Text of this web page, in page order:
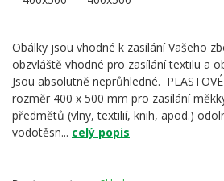
Obálky jsou vhodné k zasílání Vašeho
obzvláště vhodné pro zasílání textilu a
Jsou absolutně neprůhledné.
rozměr 400 x 500 mm pro zasílání
předmětů (vlny, textilií, knih, apod.)
vodotěsn... celý popis